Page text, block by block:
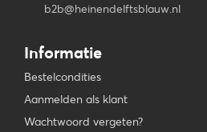
b2b@heinendelftsblauw.nl
Informatie
Bestelcondities
Aanmelden als klant
Wachtwoord vergeten?